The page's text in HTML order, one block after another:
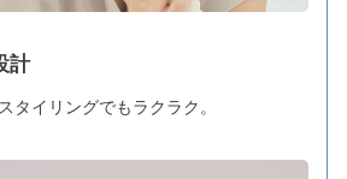
計
タイリングでもラクラク。